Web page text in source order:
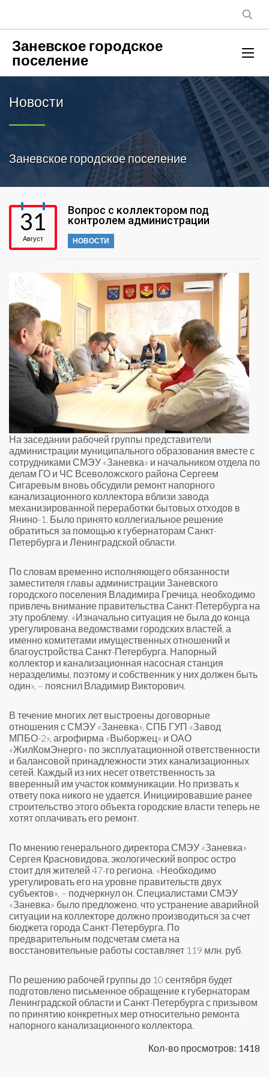
Заневское городское
поселение
Новости
Заневское городское поселение
31
Август
Вопрос с коллектором под
контролем администрации
НОВОСТИ
На заседании рабочей группы представители
администрации муниципального образования вместе с
сотрудниками СМЭУ «Заневка» и начальником отдела по
делам ГО и ЧС Всеволожского района Сергеем
Сигаревым вновь обсудили ремонт напорного
канализационного коллектора вблизи завода
механизированной переработки бытовых отходов в
Янино-1. Было принято коллегиальное решение
обратиться за помощью к губернаторам Санкт-
Петербурга и Ленинградской области.
По словам временно исполняющего обязанности
заместителя главы администрации Заневского
городского поселения Владимира Гречица, необходимо
привлечь внимание правительства Санкт-Петербурга на
эту проблему. «Изначально ситуация не была до конца
урегулирована ведомствами городских властей, а
именно комитетами имущественных отношений и
благоустройства Санкт-Петербурга. Напорный
коллектор и канализационная насосная станция
неразделимы, поэтому и собственник у них должен быть
один», – пояснил Владимир Викторович.
В течение многих лет выстроены договорные
отношения с СМЭУ «Заневка», СПБ ГУП «Завод
МПБО-2», агрофирма «Выборжец» и ОАО
«ЖилКомЭнерго» по эксплуатационной ответственности
и балансовой принадлежности этих канализационных
сетей. Каждый из них несет ответственность за
вверенный им участок коммуникации. Но призвать к
ответу пока никого не удается. Инициировавшие ранее
строительство этого объекта городские власти теперь не
хотят оплачивать его ремонт.
По мнению генерального директора СМЭУ «Заневка»
Сергея Красновидова, экологический вопрос остро
стоит для жителей 47-го региона. «Необходимо
урегулировать его на уровне правительств двух
субъектов», – подчеркнул он. Специалистами СМЭУ
«Заневка» было предложено, что устранение аварийной
ситуации на коллекторе должно производиться за счет
бюджета города Санкт-Петербурга. По
предварительным подсчетам смета на
восстановительные работы составляет 119 млн. руб.
По решению рабочей группы до 10 сентября будет
подготовлено письменное обращение к губернаторам
Ленинградской области и Санкт-Петербурга с призывом
по принятию конкретных мер относительно ремонта
напорного канализационного коллектора.
Кол-во просмотров: 1418